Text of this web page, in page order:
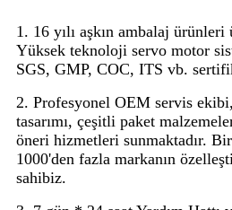
1. 16 yılı aşkın ambalaj
Yüksek teknoloji servo motor
SGS, GMP, COC, ITS vb.
2. Profesyonel OEM servis
tasarımı, çeşitli paket
öneri hizmetleri sunmaktadır.
1000'den fazla markanın
sahibiz.